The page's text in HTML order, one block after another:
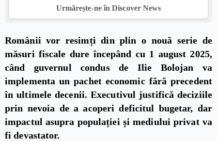
Urmărește-ne în Discover News
Românii vor resimți din plin o nouă serie de
măsuri fiscale dure începând cu 1 august 2025,
când guvernul condus de Ilie Bolojan va
implementa un pachet economic fără precedent
în ultimele decenii. Executivul justifică deciziile
prin nevoia de a acoperi deficitul bugetar, dar
impactul asupra populației și mediului privat va
fi devastator.